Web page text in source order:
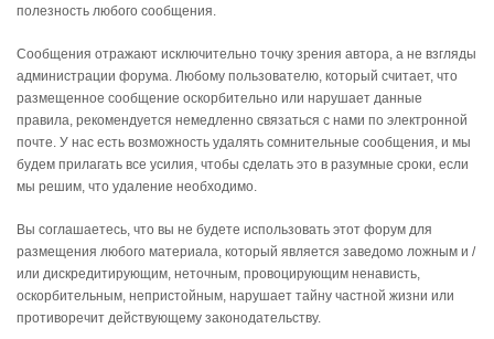
полезность любого сообщения.
Сообщения отражают исключительно точку зрения автора, а не взгляды
администрации форума. Любому пользователю, который считает, что
размещенное сообщение оскорбительно или нарушает данные
правила, рекомендуется немедленно связаться с нами по электронной
почте. У нас есть возможность удалять сомнительные сообщения, и мы
будем прилагать все усилия, чтобы сделать это в разумные сроки, если
мы решим, что удаление необходимо.
Вы соглашаетесь, что вы не будете использовать этот форум для
размещения любого материала, который является заведомо ложным и /
или дискредитирующим, неточным, провоцирующим ненависть,
оскорбительным, непристойным, нарушает тайну частной жизни или
противоречит действующему законодательству.